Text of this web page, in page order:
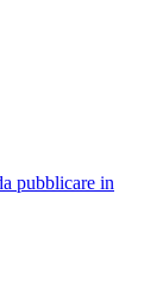
pubblicare in